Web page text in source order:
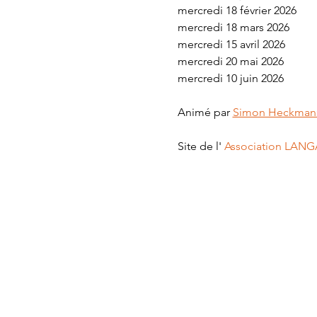
mercredi 18 février 2026
mercredi 18 mars 2026
mercredi 15 avril 2026
mercredi 20 mai 2026
mercredi 10 juin 2026
Animé par Simon
Site de l' Association